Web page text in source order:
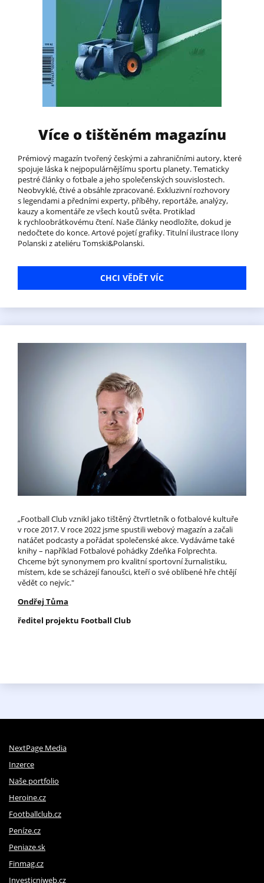
Více o tištěném magazínu
Prémiový magazín tvořený českými a zahraničními autory, které
spojuje láska k nejpopulárnějšímu sportu planety. Tematicky
pestré články o fotbale a jeho společenských souvislostech.
Neobvyklé, čtivé a obsáhle zpracované. Exkluzivní rozhovory
s legendami a předními experty, příběhy, reportáže, analýzy,
kauzy a komentáře ze všech koutů světa. Protiklad
k rychloobrátkovému čtení. Naše články neodložíte, dokud je
nedočtete do konce. Artové pojetí grafiky. Titulní ilustrace Ilony
Polanski z ateliéru Tomski&Polanski.
CHCI VĚDĚT VÍC
„Football Club vznikl jako tištěný čtvrtletník o fotbalové kultuře
v roce 2017. V roce 2022 jsme spustili webový magazín a začali
natáčet podcasty a pořádat společenské akce. Vydáváme také
knihy – například Fotbalové pohádky Zdeňka Folprechta.
Chceme být synonymem pro kvalitní sportovní žurnalistiku,
místem, kde se scházejí fanoušci, kteří o své oblíbené hře chtějí
vědět co nejvíc."
Ondřej Tůma
ředitel projektu Football Club
NextPage Media
Inzerce
Naše portfolio
Heroine.cz
Footballclub.cz
Peníze.cz
Peniaze.sk
Finmag.cz
Investicniweb.cz